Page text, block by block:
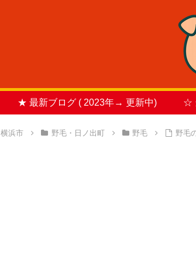
★ 最新ブログ ( 2023年→ 更新中) ☆
横浜市 野毛・日ノ出町 野毛 野毛